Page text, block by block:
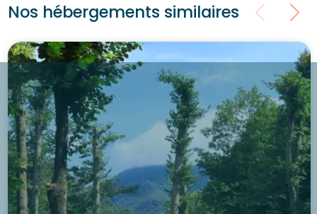
Nos hébergements similaires